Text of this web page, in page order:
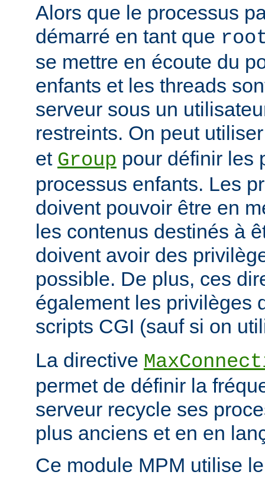
Alors que le processus
démarré en tant que
se mettre en écoute du
enfants et les threads
serveur sous un
restreints. On peut
et Group pour définir les
processus enfants. Les
doivent pouvoir être en
les contenus destinés à
doivent avoir des
possible. De plus, ces
également les privilèges
scripts CGI (sauf si on
La directive
permet de définir la
serveur recycle ses
plus anciens et en en
Ce module MPM utilise